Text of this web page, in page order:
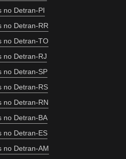
no Detran-PI
no Detran-RR
no Detran-TO
no Detran-RJ
no Detran-SP
no Detran-RS
no Detran-RN
no Detran-BA
no Detran-ES
no Detran-AM